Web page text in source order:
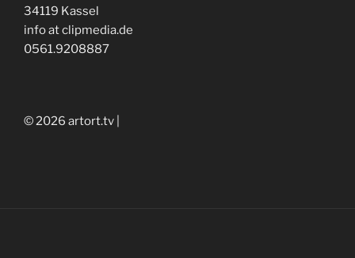
34119 Kassel
info at clipmedia.de
0561.9208887
© 2026 artort.tv |